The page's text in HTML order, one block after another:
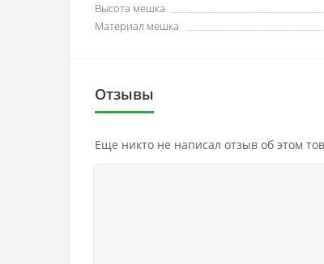
Высота мешка
Материал мешка
Отзывы
Еще никто не написал отзыв об этом